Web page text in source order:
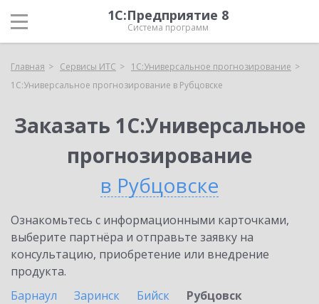
1С:Предприятие 8
Система программ
Главная Сервисы ИТС
1С:Универсальное прогнозирование
1С:Универсальное прогнозирование в Рубцовске
Заказать 1С:Универсальное
прогнозирование
в Рубцовске
Ознакомьтесь с информационными карточками,
выберите партнёра и отправьте заявку на
консультацию, приобретение или внедрение
продукта.
Барнаул
Заринск Бийск
Рубцовск